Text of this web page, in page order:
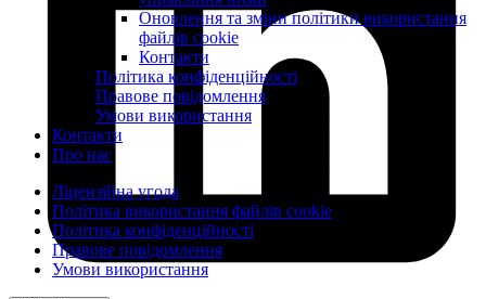
Оновлення та зміни політики використання
файлів cookie
Контакти
Політика конфіденційності
Правове повідомлення
Умови використання
Контакти
Про нас
Ліцензійна угода
Політика використання файлів cookie
Політика конфіденційності
Правове повідомлення
Умови використання